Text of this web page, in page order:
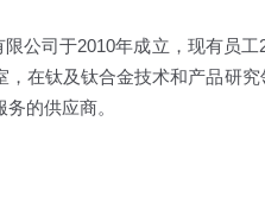
限公司于2010年成立，现有员
，在钛及钛合金技术和产品研
的供应商。